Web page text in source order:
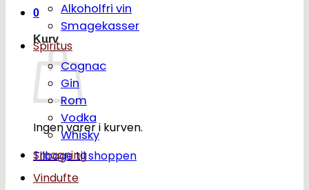
0
Kurv
Ingen varer i kurven.
Tilbage til shoppen
Alkoholfri vin
Smagekasser
Spiritus
Cognac
Gin
Rom
Vodka
Whisky
Smagning
Vindufte